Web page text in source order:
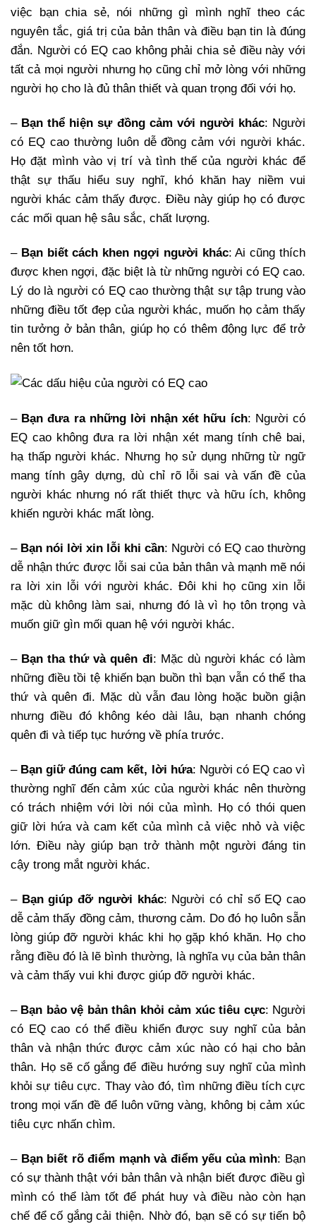
việc bạn chia sẻ, nói những gì mình nghĩ theo các
nguyên tắc, giá trị của bản thân và điều bạn tin là đúng
đắn. Người có EQ cao không phải chia sẻ điều này với
tất cả mọi người nhưng họ cũng chỉ mở lòng với những
người họ cho là đủ thân thiết và quan trọng đối với họ.
– Bạn thể hiện sự đồng cảm với người khác: Người
có EQ cao thường luôn dễ đồng cảm với người khác.
Họ đặt mình vào vị trí và tình thế của người khác để
thật sự thấu hiểu suy nghĩ, khó khăn hay niềm vui
người khác cảm thấy được. Điều này giúp họ có được
các mối quan hệ sâu sắc, chất lượng.
– Bạn biết cách khen ngợi người khác: Ai cũng thích
được khen ngợi, đặc biệt là từ những người có EQ cao.
Lý do là người có EQ cao thường thật sự tập trung vào
những điều tốt đẹp của người khác, muốn họ cảm thấy
tin tưởng ở bản thân, giúp họ có thêm động lực để trở
nên tốt hơn.
– Bạn đưa ra những lời nhận xét hữu ích: Người có
EQ cao không đưa ra lời nhận xét mang tính chê bai,
hạ thấp người khác. Nhưng họ sử dụng những từ ngữ
mang tính gây dựng, dù chỉ rõ lỗi sai và vấn đề của
người khác nhưng nó rất thiết thực và hữu ích, không
khiến người khác mất lòng.
– Bạn nói lời xin lỗi khi cần: Người có EQ cao thường
dễ nhận thức được lỗi sai của bản thân và mạnh mẽ nói
ra lời xin lỗi với người khác. Đôi khi họ cũng xin lỗi
mặc dù không làm sai, nhưng đó là vì họ tôn trọng và
muốn giữ gìn mối quan hệ với người khác.
– Bạn tha thứ và quên đi: Mặc dù người khác có làm
những điều tồi tệ khiến bạn buồn thì bạn vẫn có thể tha
thứ và quên đi. Mặc dù vẫn đau lòng hoặc buồn giận
nhưng điều đó không kéo dài lâu, bạn nhanh chóng
quên đi và tiếp tục hướng về phía trước.
– Bạn giữ đúng cam kết, lời hứa: Người có EQ cao vì
thường nghĩ đến cảm xúc của người khác nên thường
có trách nhiệm với lời nói của mình. Họ có thói quen
giữ lời hứa và cam kết của mình cả việc nhỏ và việc
lớn. Điều này giúp bạn trở thành một người đáng tin
cậy trong mắt người khác.
– Bạn giúp đỡ người khác: Người có chỉ số EQ cao
dễ cảm thấy đồng cảm, thương cảm. Do đó họ luôn sẵn
lòng giúp đỡ người khác khi họ gặp khó khăn. Họ cho
rằng điều đó là lẽ bình thường, là nghĩa vụ của bản thân
và cảm thấy vui khi được giúp đỡ người khác.
– Bạn bảo vệ bản thân khỏi cảm xúc tiêu cực: Người
có EQ cao có thể điều khiển được suy nghĩ của bản
thân và nhận thức được cảm xúc nào có hại cho bản
thân. Họ sẽ cố gắng để điều hướng suy nghĩ của mình
khỏi sự tiêu cực. Thay vào đó, tìm những điều tích cực
trong mọi vấn đề để luôn vững vàng, không bị cảm xúc
tiêu cực nhấn chìm.
– Bạn biết rõ điểm mạnh và điểm yếu của mình: Bạn
có sự thành thật với bản thân và nhận biết được điều gì
mình có thể làm tốt để phát huy và điều nào còn hạn
chế để cố gắng cải thiện. Nhờ đó, bạn sẽ có sự tiến bộ